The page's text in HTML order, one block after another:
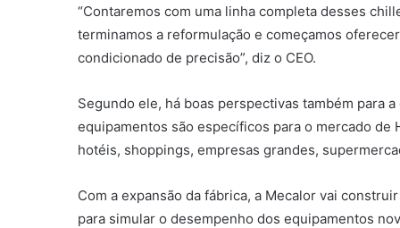
“Contaremos com uma linha completa desses
terminamos a reformulação e começamos
condicionado de precisão”, diz o CEO.
Segundo ele, há boas perspectivas também para
equipamentos são específicos para o mercado de
hotéis, shoppings, empresas grandes,
Com a expansão da fábrica, a Mecalor vai
para simular o desempenho dos equipamentos